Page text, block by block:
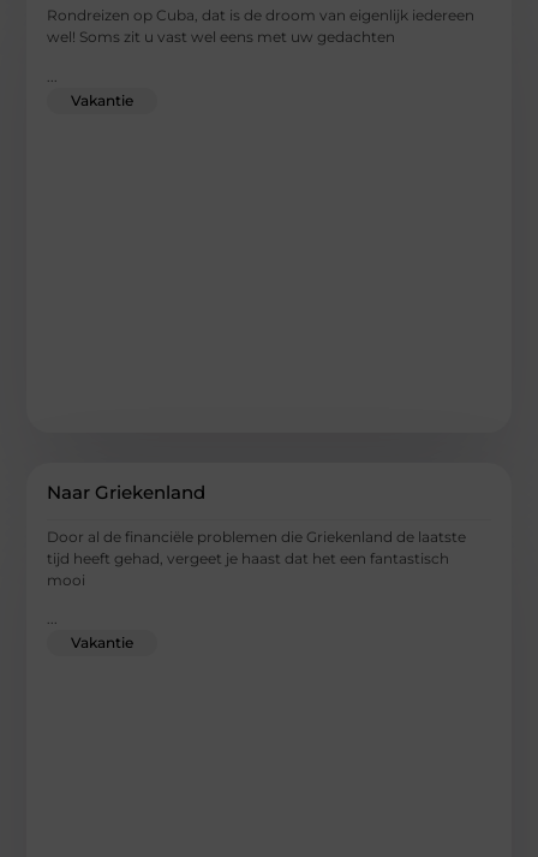
Rondreizen op Cuba, dat is de droom van eigenlijk iedereen
wel! Soms zit u vast wel eens met uw gedachten
Vakantie
Naar Griekenland
Door al de financiële problemen die Griekenland de laatste
tijd heeft gehad, vergeet je haast dat het een fantastisch
mooi
...
Vakantie